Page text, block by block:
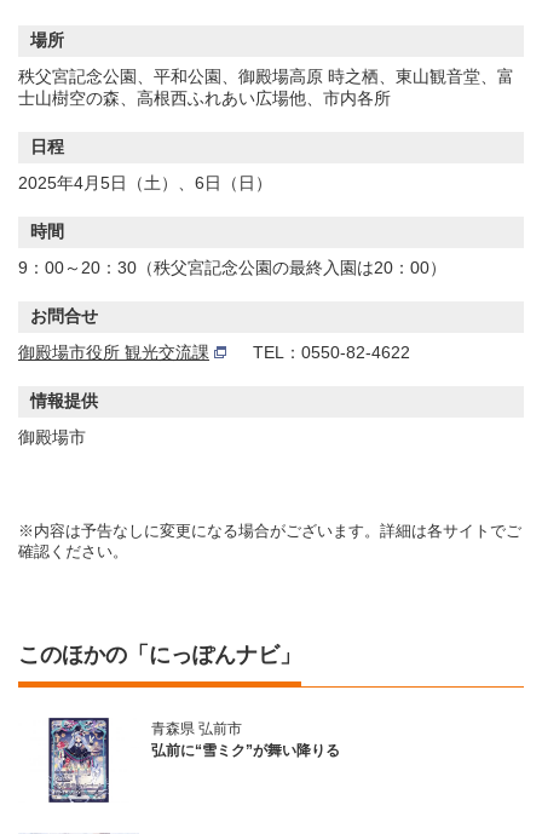
場所
秩父宮記念公園、平和公園、御殿場高原 時之栖、東山観音堂、富
士山樹空の森、高根西ふれあい広場他、市内各所
日程
2025年4月5日（土）、6日（日）
時間
9：00～20：30（秩父宮記念公園の最終入園は20：00）
お問合せ
御殿場市役所 観光交流課
TEL：0550-82-4622
情報提供
御殿場市
※内容は予告なしに変更になる場合がございます。詳細は各サイトでご
確認ください。
このほかの「にっぽんナビ」
青森県 弘前市
弘前に“雪ミク”が舞い降りる